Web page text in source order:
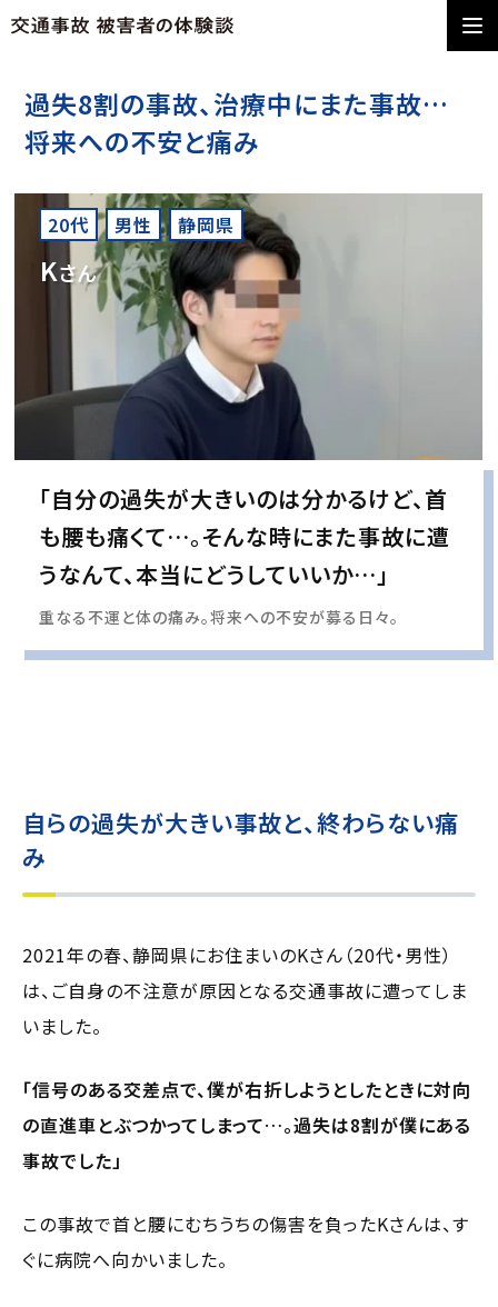
過失8割の事故、治療中にまた事故…
将来への不安と痛み
20代 男性 静岡県
Kさん
「自分の過失が大きいのは分かるけど、首
も腰も痛くて…。そんな時にまた事故に遭
うなんて、本当にどうしていいか…」
重なる不運と体の痛み。将来への不安が募る日々。
自らの過失が大きい事故と、終わらない痛
み
2021年の春、静岡県にお住まいのKさん（20代・男性）
は、ご自身の不注意が原因となる交通事故に遭ってしま
いました。
「信号のある交差点で、僕が右折しようとしたときに対向
の直進車とぶつかってしまって…。過失は8割が僕にある
事故でした」
この事故で首と腰にむちうちの傷害を負ったKさんは、す
ぐに病院へ向かいました。